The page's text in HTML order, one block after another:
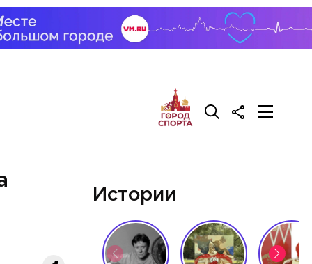
возле
в
в
Истории